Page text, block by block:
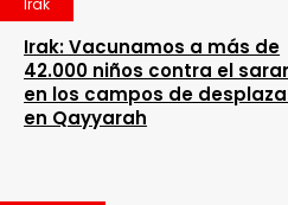
Irak
Irak: Vacunamos a más de
42.000 niños contra el
en los campos de
en Qayyarah